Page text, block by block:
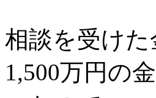
相談を受け
1,500万円の